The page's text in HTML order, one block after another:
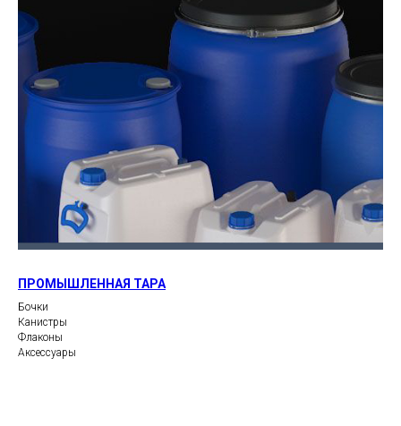
ПРОМЫШЛЕННАЯ ТАРА
Бочки
Канистры
Флаконы
Аксессуары